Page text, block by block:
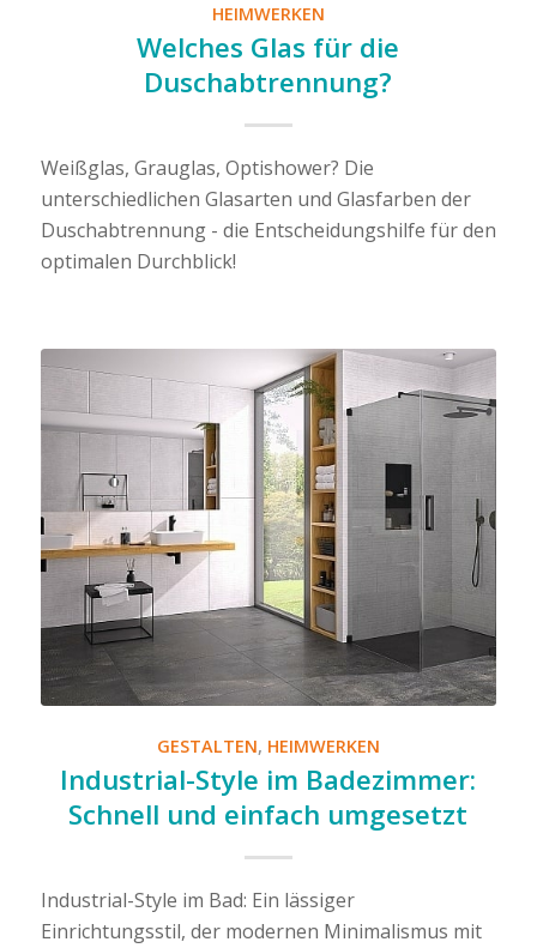
HEIMWERKEN
Welches Glas für die
Duschabtrennung?
Weißglas, Grauglas, Optishower? Die
unterschiedlichen Glasarten und Glasfarben der
Duschabtrennung - die Entscheidungshilfe für den
optimalen Durchblick!
GESTALTEN, HEIMWERKEN
Industrial-Style im Badezimmer:
Schnell und einfach umgesetzt
Industrial-Style im Bad: Ein lässiger
Einrichtungsstil, der modernen Minimalismus mit